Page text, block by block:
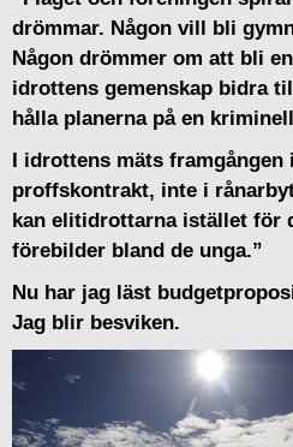
drömmar. Någon vill bli
Någon drömmer om att bli
idrottens gemenskap bidra
hålla planerna på en
I idrottens mäts framgången
proffskontrakt, inte i
kan elitidrottarna istället för
förebilder bland de unga.”
Nu har jag läst
Jag blir besviken.